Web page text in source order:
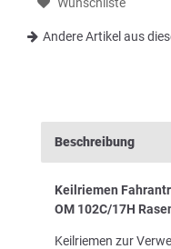
Andere Artikel aus
Beschreibung
Keilriemen
OM 102C/17H
Keilriemen zur